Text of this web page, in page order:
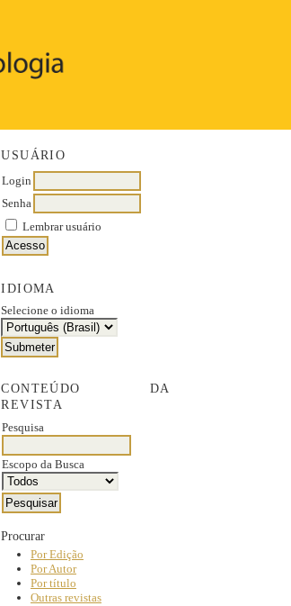
USUÁRIO
Login
Senha
Lembrar usuário
IDIOMA
Selecione o idioma
CONTEÚDO DA
REVISTA
Pesquisa
Escopo da Busca
Procurar
Por Edição
Por Autor
Por título
Outras revistas